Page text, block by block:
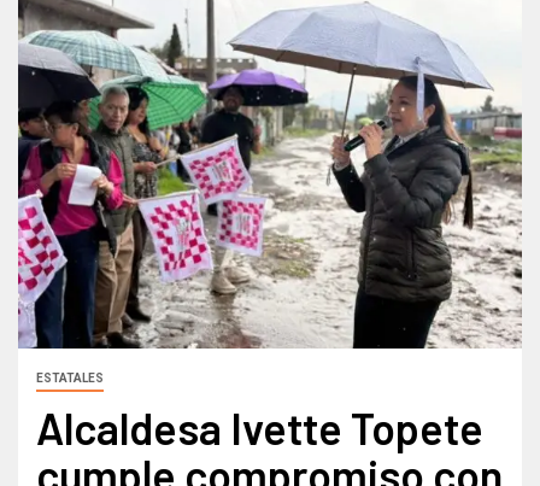
ESTATALES
Alcaldesa Ivette Topete
cumple compromiso con